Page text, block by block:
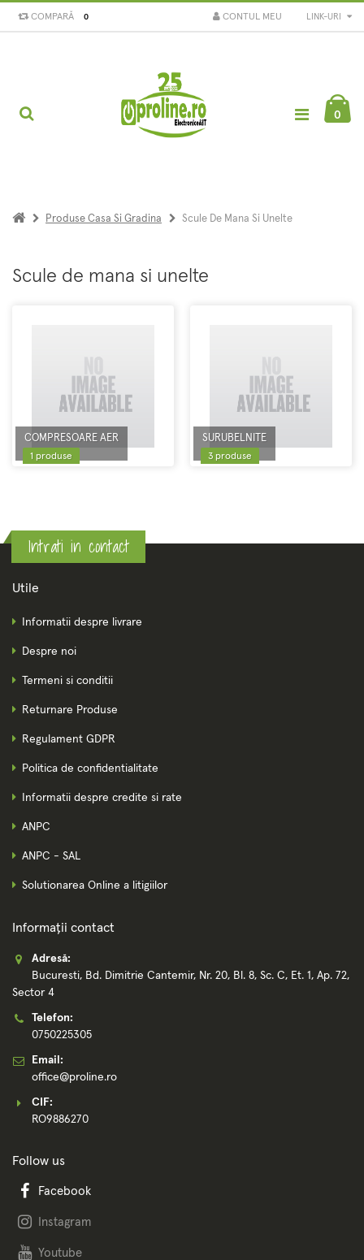
COMPARĂ 0 LINK-URI
CONTUL MEU
0
Produse Casa Si Gradina Scule De Mana Si Unelte
Scule de mana si unelte
COMPRESOARE AER
1 produse
SURUBELNITE
3 produse
Intrati in contact
Utile
Informatii despre livrare
Despre noi
Termeni si conditii
Returnare Produse
Regulament GDPR
Politica de confidentialitate
Informatii despre credite si rate
ANPC
ANPC - SAL
Solutionarea Online a litigiilor
Informații contact
Adresă:
Bucuresti, Bd. Dimitrie Cantemir, Nr. 20, Bl. 8, Sc. C, Et. 1, Ap. 72,
Sector 4
Telefon:
0750225305
Email:
office@proline.ro
CIF:
RO9886270
Follow us
Facebook
Instagram
Youtube